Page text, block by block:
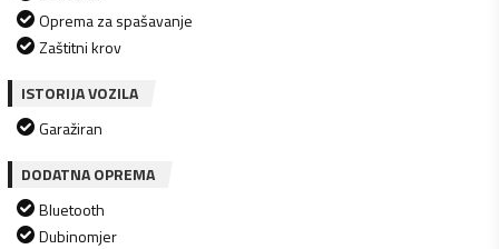
Oprema za spašavanje
Zaštitni krov
ISTORIJA VOZILA
Garažiran
DODATNA OPREMA
Bluetooth
Dubinomjer